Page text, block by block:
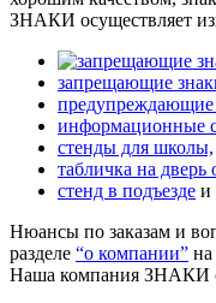
ЗНАКИ осуществляет
запрещающие
предупреждающие
информационные
стенды для школы,
табличка на дверь
стенд в подъезде и
Нюансы по заказам и
разделе “о компании” на
Наша компания ЗНАКИ